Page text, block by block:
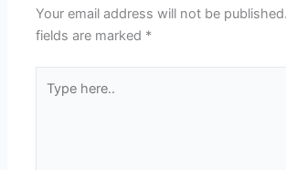
Your email address will not be published.
fields are marked *
here..